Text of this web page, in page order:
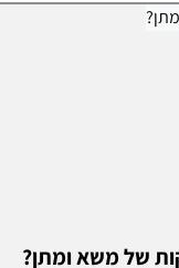
של משא ומתן?